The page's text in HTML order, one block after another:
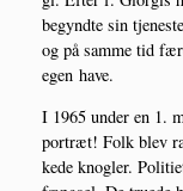
begynd­te sin
og på sam­me tid
egen have.
I 1965 under en 1.
portræt! Folk blev
ke­de knog­ler.